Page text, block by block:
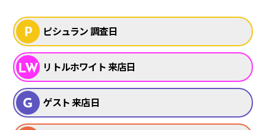
ピシュラン 調査日
リトルホワイト 来店日
ゲスト 来店日